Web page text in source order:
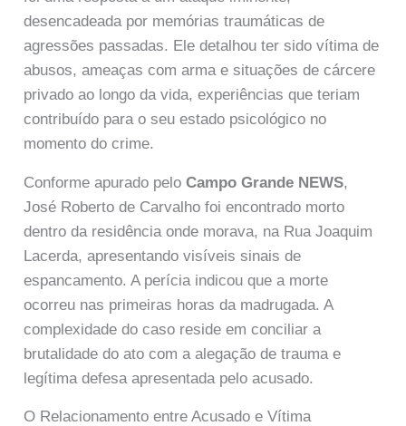
desencadeada por memórias traumáticas de
agressões passadas. Ele detalhou ter sido vítima de
abusos, ameaças com arma e situações de cárcere
privado ao longo da vida, experiências que teriam
contribuído para o seu estado psicológico no
momento do crime.
Conforme apurado peloCampo Grande NEWS,
José Roberto de Carvalho foi encontrado morto
dentro da residência onde morava, na Rua Joaquim
Lacerda, apresentando visíveis sinais de
espancamento. A perícia indicou que a morte
ocorreu nas primeiras horas da madrugada. A
complexidade do caso reside em conciliar a
brutalidade do ato com a alegação de trauma e
legítima defesa apresentada pelo acusado.
O Relacionamento entre Acusado e Vítima